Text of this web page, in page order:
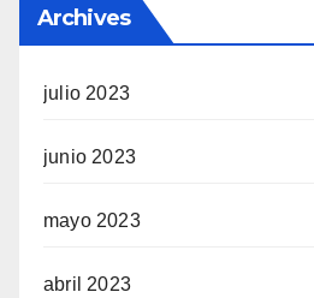
Archives
julio 2023
junio 2023
mayo 2023
abril 2023